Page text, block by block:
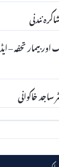
نندنی
ساجد خاکوانی